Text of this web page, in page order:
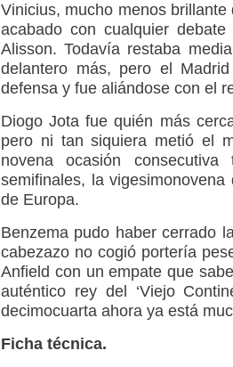
Vinicius, mucho menos
acabado con cualquier
Alisson. Todavía restaba
delantero más, pero el
defensa y fue aliándose con el
Diogo Jota fue quién más
pero ni tan siquiera metió el
novena ocasión
semifinales, la vigesimonovena
de Europa.
Benzema pudo haber cerrado
cabezazo no cogió portería
Anfield con un empate que
auténtico rey del ‘Viejo
decimocuarta ahora ya está
Ficha técnica.